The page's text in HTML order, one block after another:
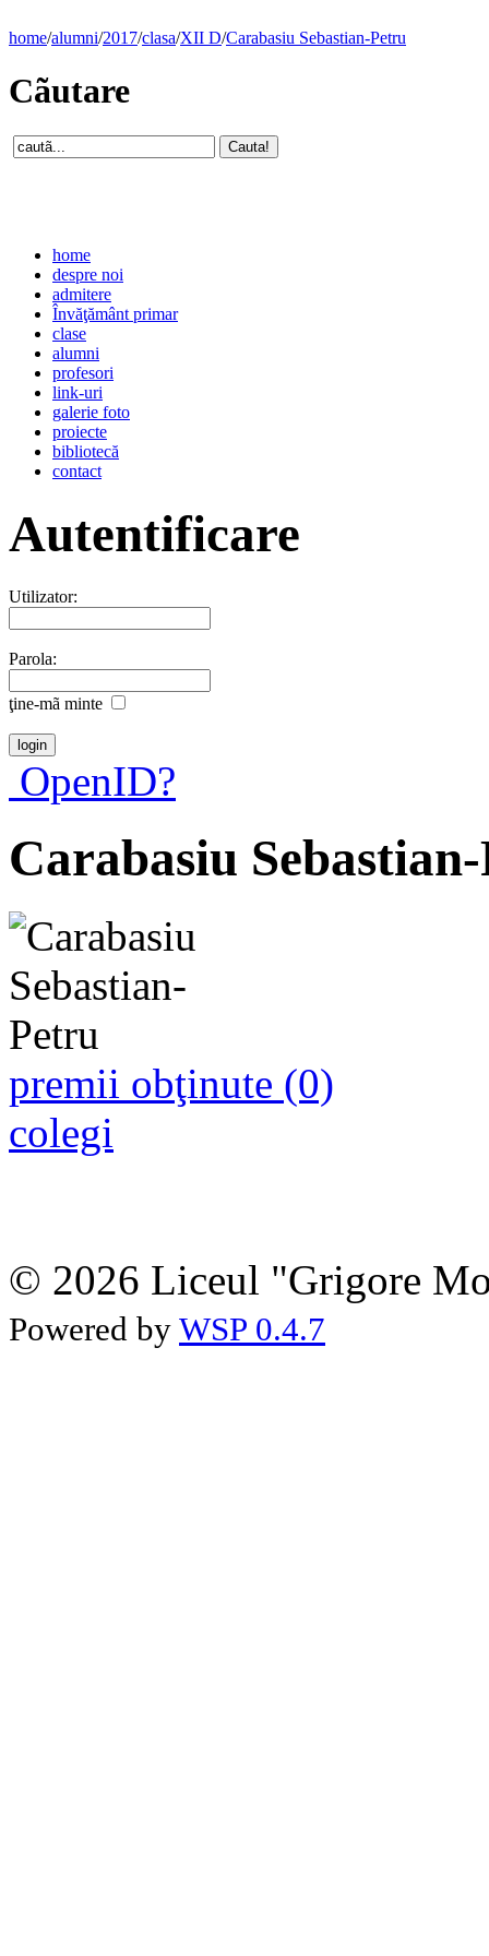
home/alumni/2017/clasa/XII D/Carabasiu Sebastian-Petru
Cãutare
home
despre noi
admitere
Învăţământ primar
clase
alumni
profesori
link-uri
galerie foto
proiecte
bibliotecă
contact
Autentificare
Utilizator:
Parola:
ţine-mã minte
OpenID?
Carabasiu
premii obţinute (0)
colegi
© 2026 Liceul "Grigore
Powered by WSP 0.4.7